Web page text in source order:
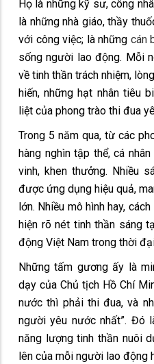
Họ là những kỹ sư, công
là những nhà giáo, thầy
với công việc; là những cán
sống người lao động. Mỗi
về tinh thần trách nhiệm,
hiến, những hạt nhân tiêu
liệt của phong trào thi đua
Trong 5 năm qua, từ các
hàng nghìn tập thể, cá
vinh, khen thưởng. Nhiều
được ứng dụng hiệu quả,
lớn. Nhiều mô hình hay,
hiện rõ nét tinh thần sáng
động Việt Nam trong thời
Những tấm gương ấy là
dạy của Chủ tịch Hồ Chí
nước thì phải thi đua, và
người yêu nước nhất”. Đó
năng lượng tinh thần nuôi
lên của mỗi người lao động